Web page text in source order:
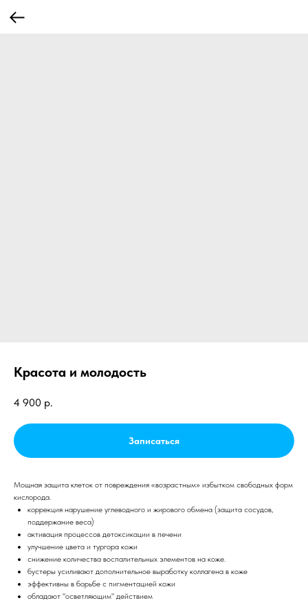
Красота и молодость
4 900 р.
Записаться
Мощная защита клеток от повреждения «возрастным» избытком свободных форм
кислорода.
коррекция нарушение углеводного и жирового обмена (защита сосудов,
поддержание веса)
активация процессов детоксикации в печени
улучшение цвета и тургора кожи
снижение количества воспалительных элементов на коже.
бустеры усиливают дополнительное выработку коллагена в коже
эффективны в борьбе с пигментацией кожи
обладают "осветляющим" действием